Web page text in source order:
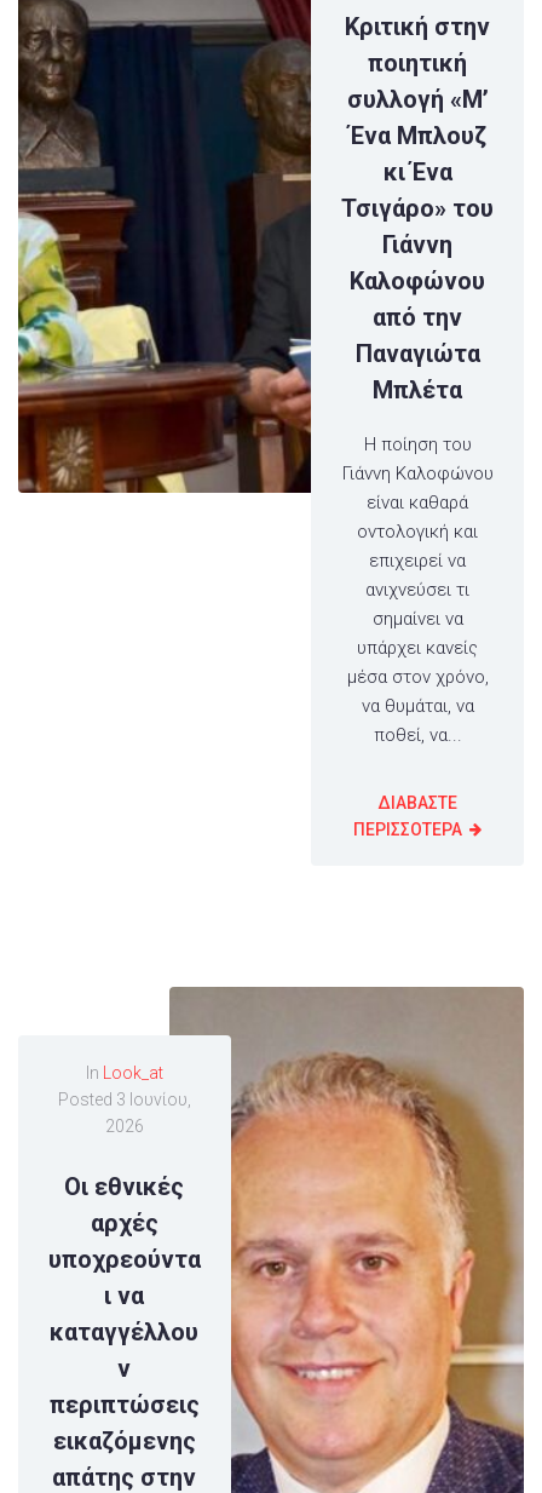
Κριτική στην
ποιητική
συλλογή «Μ’
Ένα Μπλουζ
κι Ένα
Τσιγάρο» του
Γιάννη
Καλοφώνου
από την
Παναγιώτα
Μπλέτα
Η ποίηση του
Γιάννη Καλοφώνου
είναι καθαρά
οντολογική και
επιχειρεί να
ανιχνεύσει τι
σημαίνει να
υπάρχει κανείς
μέσα στον χρόνο,
να θυμάται, να
ποθεί, να...
ΔΙΑΒΑΣΤΕ
ΠΕΡΙΣΣΟΤΕΡΑ
In
Look_at
Posted 3 Ιουνίου,
2026
Οι εθνικές
αρχές
υποχρεούντα
ι να
καταγγέλλου
ν
περιπτώσεις
εικαζόμενης
απάτης στην